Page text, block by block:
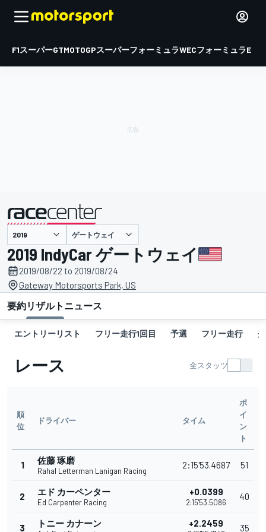
F1スーパーGTMOTOGPスーパーフォーミュラWECフォーミュラE
主催 ゲートウェイ
2019 IndyCar ゲートウェイ
2019/08/22 to 2019/08/24
Gateway Motorsports Park, US
要約リザルト ニュース
エントリーリスト フリー走行1回目 予選 フリー走行
レース 全スタッツ
順
位
ドライバー タイム
ポ
イ
ン
ト
1 佐藤 琢磨
Rahal Letterman Lanigan Racing
2:15'53.4687 51
2 エド カーペンター
Ed Carpenter Racing
+0.0399
2:15'53.5086
40
3 トニー カナーン +2.2459 35